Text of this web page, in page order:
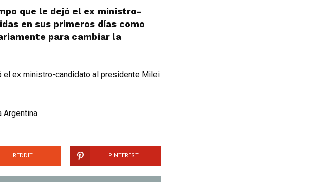
que le dejó el ex ministro-
en sus primeros días como
para cambiar la
el ex ministro-candidato al presidente Milei
Argentina.
REDDIT PINTEREST